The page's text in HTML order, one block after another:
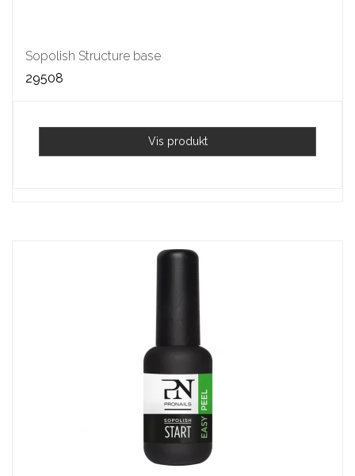
Sopolish Structure base
29508
Vis produkt